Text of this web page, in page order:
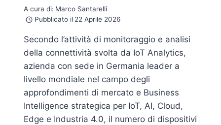
A cura di: Marco Santarelli
Pubblicato il 22 Aprile 2026
Secondo l’attività di monitoraggio e analisi
della connettività svolta da IoT Analytics,
azienda con sede in Germania leader a
livello mondiale nel campo degli
approfondimenti di mercato e Business
Intelligence strategica per IoT, AI, Cloud,
Edge e Industria 4.0, il numero di dispositivi